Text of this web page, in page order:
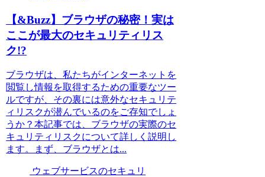
【&Buzz】ブラウザの秘密！実は
ここが最大のセキュリティリス
ク!?
ブラウザは、私たちがインターネットを
閲覧し情報を取得するための重要なツー
ルですが、その裏には意外なセキュリテ
ィリスクが潜んでいるのをご存知でしょ
うか？本記事では、ブラウザの実際のセ
キュリティリスクについて詳しく説明し
ます。まず、ブラウザとは...
ウェブサービスのセキュリ